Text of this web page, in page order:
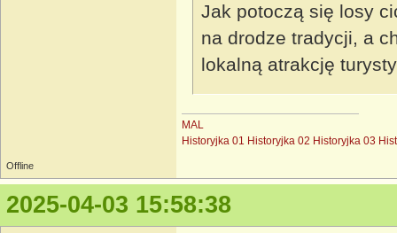
Jak potoczą się losy
na drodze tradycji, a
lokalną atrakcję
MAL
Historyjka 01 Historyjka 02 Historyjka 03
Offline
2025-04-03 15:58:38